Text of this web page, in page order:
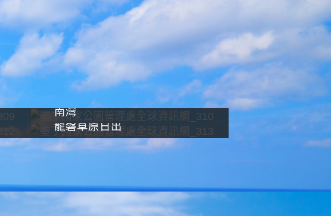
南灣
龍磐草原日出